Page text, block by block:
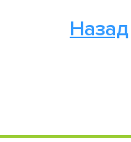
Назад